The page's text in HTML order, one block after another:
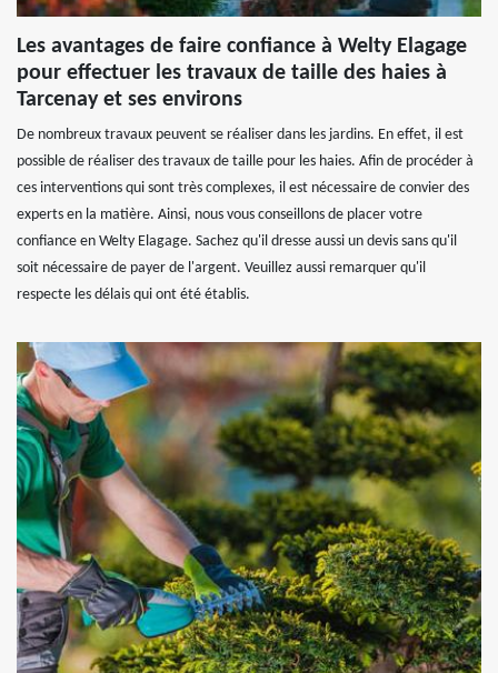
Les avantages de faire confiance à Welty Elagage
pour effectuer les travaux de taille des haies à
Tarcenay et ses environs
De nombreux travaux peuvent se réaliser dans les jardins. En effet, il est
possible de réaliser des travaux de taille pour les haies. Afin de procéder à
ces interventions qui sont très complexes, il est nécessaire de convier des
experts en la matière. Ainsi, nous vous conseillons de placer votre
confiance en Welty Elagage. Sachez qu'il dresse aussi un devis sans qu'il
soit nécessaire de payer de l'argent. Veuillez aussi remarquer qu'il
respecte les délais qui ont été établis.